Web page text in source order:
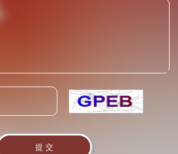
化视野，将白酒品牌的文化诉求置于中
代背景下，充分表现白酒行业的追求与
合大众情感，振奋国人精神。 健康、文
确的方式引导。 白酒发展至今，与社会
会责任的自觉担当，使白酒始终与广大
紧联系在一起，动力充沛，欣欣向荣。